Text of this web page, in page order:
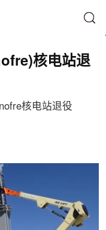
核电站退
核电站退役